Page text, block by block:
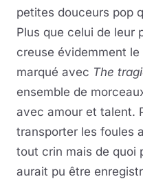
petites douceurs pop
Plus que celui de leur
creuse évidemment
marqué avec The
ensemble de
avec amour et talent.
transporter les foules
tout crin mais de quoi
aurait pu être